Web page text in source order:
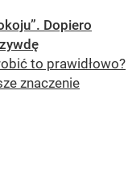
Dopiero
to prawidłowo?
znaczenie